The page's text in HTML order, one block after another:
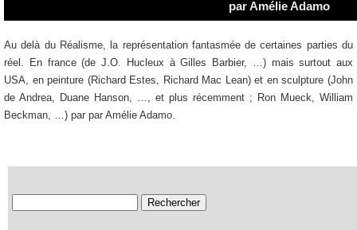
Au delà du Réalisme, la représentation fantasmée de certaines parties du
réel. En france (de J.O. Hucleux à Gilles Barbier, …) mais surtout aux
USA, en peinture (Richard Estes, Richard Mac Lean) et en sculpture (John
de Andrea, Duane Hanson, …, et plus récemment ; Ron Mueck, William
Beckman, …) par par Amélie Adamo.